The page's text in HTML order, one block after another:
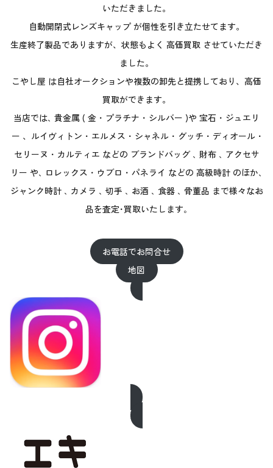
いただきました。
自動開閉式レンズキャップ が個性を引き立たせてます。
生産終了製品でありますが、状態もよく 高価買取 させていただき
ました。
こやし屋 は自社オークションや複数の卸先と提携しており、高価
買取ができます。
当店では､ 貴金属 ( 金 ･ プラチナ ･ シルバー )や 宝石 ･ ジュエリ
ー 、ルイヴィトン ･ エルメス ･ シャネル ･ グッチ ･ ディオール ･
セリーヌ ･ カルティエ などの ブランドバッグ ､ 財布 ､ アクセサ
リー や､ ロレックス ･ ウブロ ･ パネライ などの 高級時計 のほか､
ジャンク時計 ､ カメラ ､ 切手 ､ お酒 ､ 食器 ､ 骨董品 まで様々なお
品を査定･買取いたします｡
お電話でお問合せ
地図